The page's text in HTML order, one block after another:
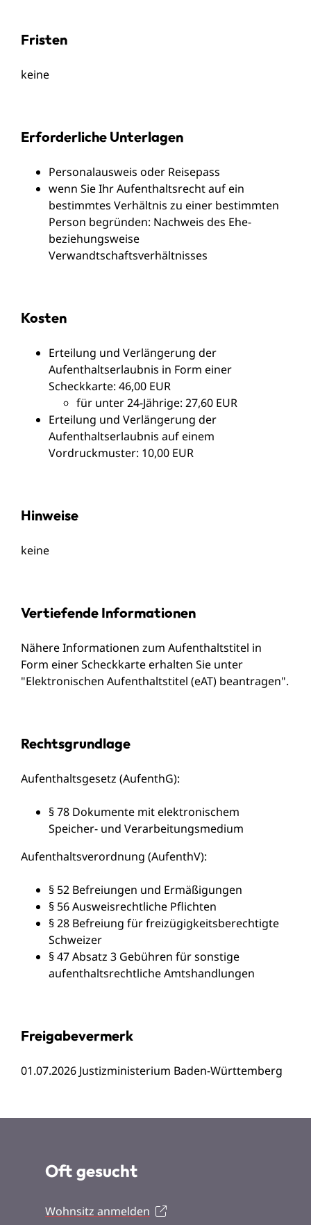
Fristen
keine
Erforderliche Unterlagen
Personalausweis oder Reisepass
wenn Sie Ihr Aufenthaltsrecht auf ein
bestimmtes Verhältnis zu einer bestimmten
Person begründen: Nachweis des Ehe-
beziehungsweise
Verwandtschaftsverhältnisses
Kosten
Erteilung und Verlängerung der
Aufenthaltserlaubnis in Form einer
Scheckkarte: 46,00 EUR
für unter 24-Jährige: 27,60 EUR
Erteilung und Verlängerung der
Aufenthaltserlaubnis auf einem
Vordruckmuster: 10,00 EUR
Hinweise
keine
Vertiefende Informationen
Nähere Informationen zum Aufenthaltstitel in
Form einer Scheckkarte erhalten Sie unter
"Elektronischen Aufenthaltstitel (eAT) beantragen".
Rechtsgrundlage
Aufenthaltsgesetz (AufenthG):
§ 78 Dokumente mit elektronischem
Speicher- und Verarbeitungsmedium
Aufenthaltsverordnung (AufenthV):
§ 52 Befreiungen und Ermäßigungen
§ 56 Ausweisrechtliche Pflichten
§ 28 Befreiung für freizügigkeitsberechtigte
Schweizer
§ 47 Absatz 3 Gebühren für sonstige
aufenthaltsrechtliche Amtshandlungen
Freigabevermerk
01.07.2026 Justizministerium Baden-Württemberg
Oft gesucht
Wohnsitz anmelden